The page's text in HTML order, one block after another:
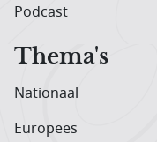
Podcast
Thema's
Nationaal
Europees